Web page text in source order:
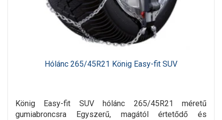
Hólánc 265/45R21 König Easy-fit SUV
König Easy-fit SUV hólánc 265/45R21 méretű
gumiabroncsra Egyszerű, magától értetődő és